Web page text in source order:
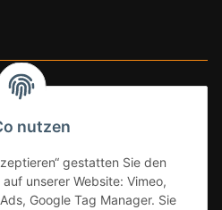
nutzen
gestatten Sie den
unserer Website: Vimeo,
Google Tag Manager. Sie